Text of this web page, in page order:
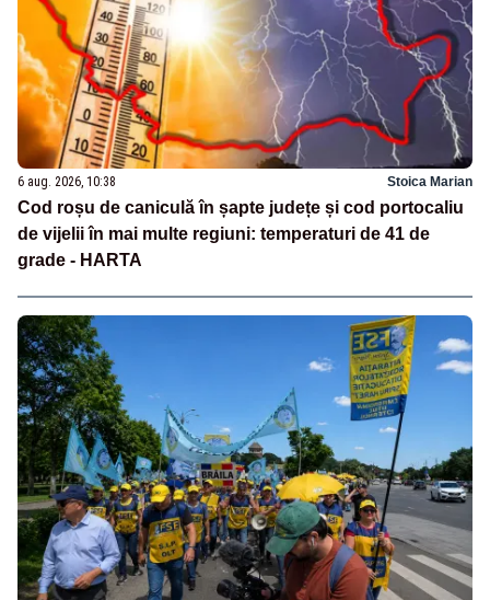
6 aug. 2026, 10:38 Stoica Marian
Cod roșu de caniculă în șapte județe și cod portocaliu
de vijelii în mai multe regiuni: temperaturi de 41 de
grade - HARTA